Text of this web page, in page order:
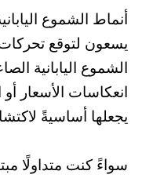
أنماط الشموع
يسعون لتوقع
الشموع اليابانية
انعكاسات الأسعار أو
يجعلها أساسيةً
سواءً كنت متداولًا